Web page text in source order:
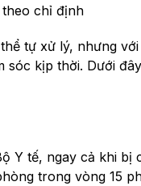
chỉ định
tự xử lý, nhưng
sóc kịp thời. Dưới
Y tế, ngay cả khi
trong vòng 15